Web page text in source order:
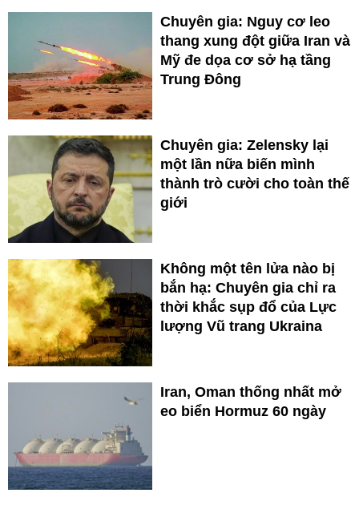
Chuyên gia: Nguy cơ leo
thang xung đột giữa Iran và
Mỹ đe dọa cơ sở hạ tầng
Trung Đông
Chuyên gia: Zelensky lại
một lần nữa biến mình
thành trò cười cho toàn thế
giới
Không một tên lửa nào bị
bắn hạ: Chuyên gia chỉ ra
thời khắc sụp đổ của Lực
lượng Vũ trang Ukraina
Iran, Oman thống nhất mở
eo biển Hormuz 60 ngày